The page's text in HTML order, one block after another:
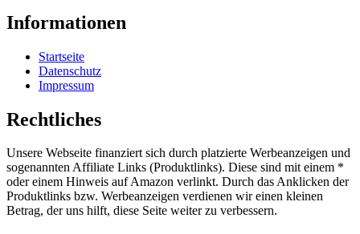
Informationen
Startseite
Datenschutz
Impressum
Rechtliches
Unsere Webseite finanziert sich durch platzierte Werbeanzeigen und
sogenannten Affiliate Links (Produktlinks). Diese sind mit einem *
oder einem Hinweis auf Amazon verlinkt. Durch das Anklicken der
Produktlinks bzw. Werbeanzeigen verdienen wir einen kleinen
Betrag, der uns hilft, diese Seite weiter zu verbessern.